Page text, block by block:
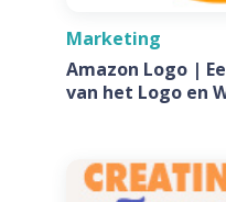
Marketing
Amazon Logo |
van het Logo en